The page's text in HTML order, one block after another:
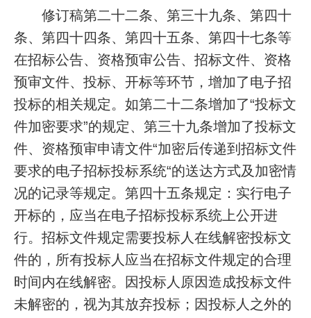
修订稿第二十二条、第三十九条、第四十
条、第四十四条、第四十五条、第四十七条等
在招标公告、资格预审公告、招标文件、资格
预审文件、投标、开标等环节，增加了电子招
投标的相关规定。如第二十二条增加了“投标文
件加密要求”的规定、第三十九条增加了投标文
件、资格预审申请文件“加密后传递到招标文件
要求的电子招标投标系统“的送达方式及加密情
况的记录等规定。第四十五条规定：实行电子
开标的，应当在电子招标投标系统上公开进
行。招标文件规定需要投标人在线解密投标文
件的，所有投标人应当在招标文件规定的合理
时间内在线解密。因投标人原因造成投标文件
未解密的，视为其放弃投标；因投标人之外的